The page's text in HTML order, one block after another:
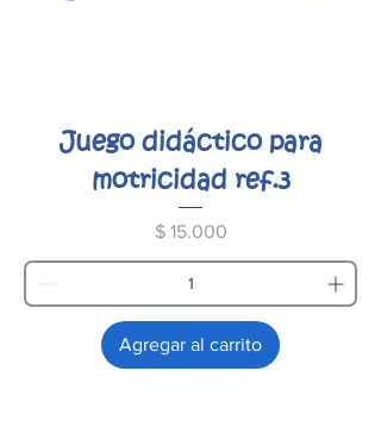
Juego didáctico para
motricidad ref.3
Precio
$ 15.000
Agregar al carrito